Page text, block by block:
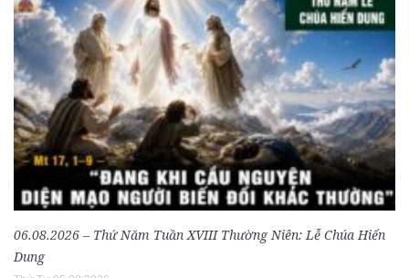
06.08.2026 – Thứ Năm Tuần XVIII Thường Niên: Lễ Chúa Hiển
Dung